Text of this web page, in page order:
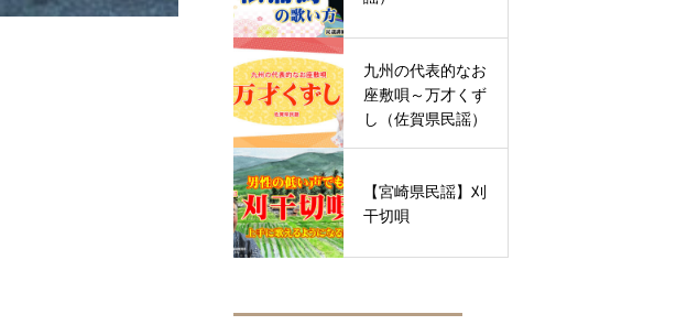
九州の代表的なお
座敷唄～万才くず
し（佐賀県民謡）
【宮崎県民謡】刈
干切唄